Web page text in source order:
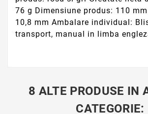
76 g Dimensiune produs: 110
10,8 mm Ambalare individual:
transport, manual in limba
8 ALTE PRODUSE IN
CATEGORIE: